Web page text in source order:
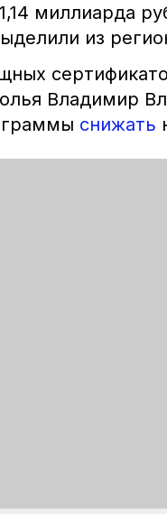
миллиарда
из
Владимир
снижать